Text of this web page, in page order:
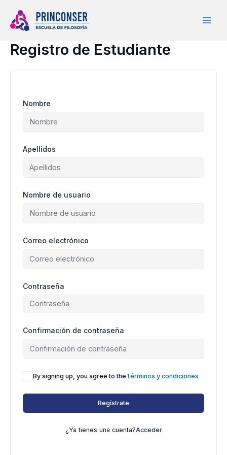
contenido
Registro de Estudiante
Nombre
Apellidos
Nombre de usuario
Correo electrónico
Contraseña
Confirmación de contraseña
By signing up, you agree to theTérminos y condiciones
Regístrate
¿Ya tienes una cuenta?Acceder